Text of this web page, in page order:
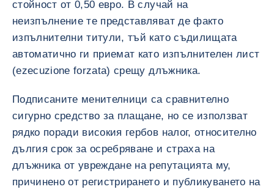
стойност от 0,50 евро. В случай на
неизпълнение те представляват де факто
изпълнителни титули, тъй като съдилищата
автоматично ги приемат като изпълнителен лист
(ezecuzione forzata) срещу длъжника.
Подписаните менителници са сравнително
сигурно средство за плащане, но се използват
рядко поради високия гербов налог, относително
дългия срок за осребряване и страха на
длъжника от увреждане на репутацията му,
причинено от регистрирането и публикуването на